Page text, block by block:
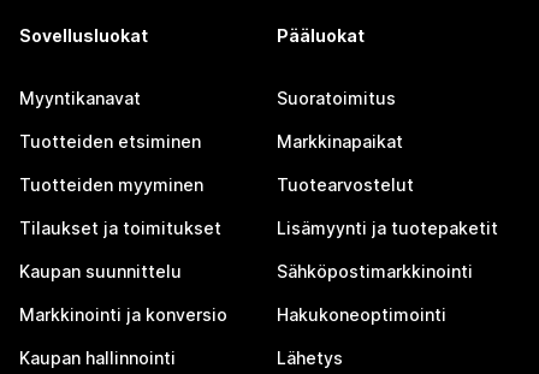
Sovellusluokat
Myyntikanavat
Tuotteiden etsiminen
Tuotteiden myyminen
Tilaukset ja toimitukset
Kaupan suunnittelu
Markkinointi ja konversio
Kaupan hallinnointi
Pääluokat
Suoratoimitus
Markkinapaikat
Tuotearvostelut
Lisämyynti ja tuotepaketit
Sähköpostimarkkinointi
Hakukoneoptimointi
Lähetys